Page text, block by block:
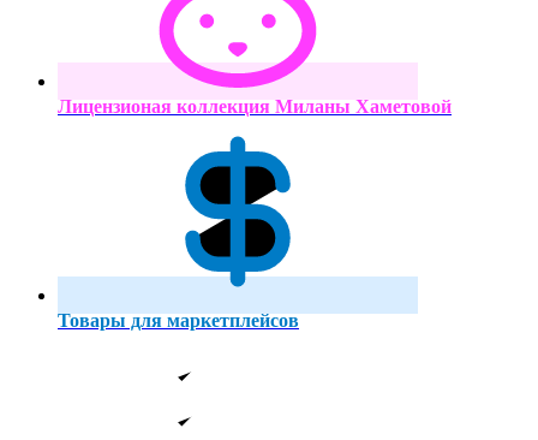
Лицензионая коллекция Миланы Хаметовой
Товары для маркетплейсов